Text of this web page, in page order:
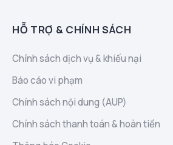
HỖ TRỢ & CHÍNH SÁCH
Chính sách dịch vụ & khiếu nại
Báo cáo vi phạm
Chính sách nội dung (AUP)
Chính sách thanh toán & hoàn tiền